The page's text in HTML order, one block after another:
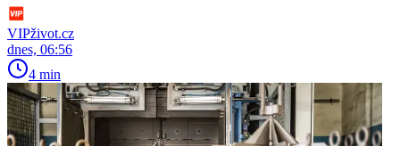
VIPživot.cz
dnes, 06:56
4 min